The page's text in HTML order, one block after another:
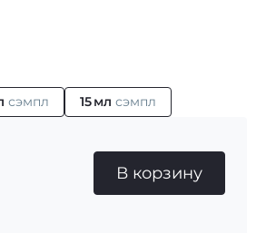
сэмпл 15 мл сэмпл
В корзину